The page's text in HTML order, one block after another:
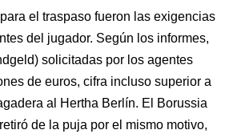
el traspaso fueron las exigencias
del jugador. Según los informes,
solicitadas por los agentes
de euros, cifra incluso superior a
al Hertha Berlín. El Borussia
de la puja por el mismo motivo,